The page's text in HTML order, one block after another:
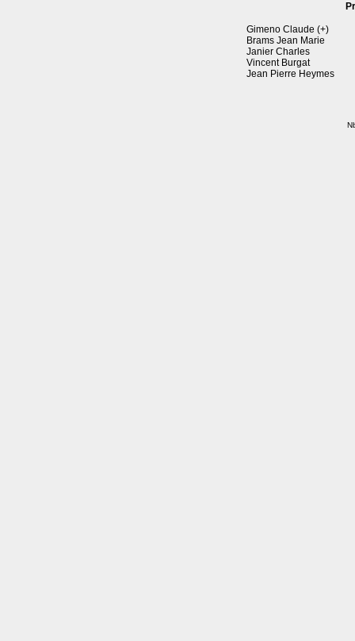
Gimeno Claude (+)
Brams Jean Marie
Janier Charles
Vincent Burgat
Jean Pierre Heymes